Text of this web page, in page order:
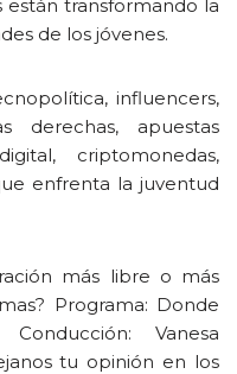
transformando la
de los jóvenes.
influencers,
derechas, apuestas
criptomonedas,
enfrenta la juventud
más libre o más
Programa: Donde
Vanesa
tu opinión en los